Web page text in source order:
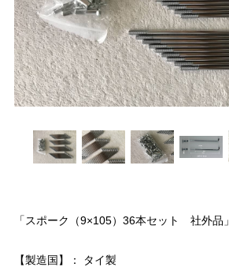
「スポーク（9×105）36本セット 社外品」
【製造国】： タイ製